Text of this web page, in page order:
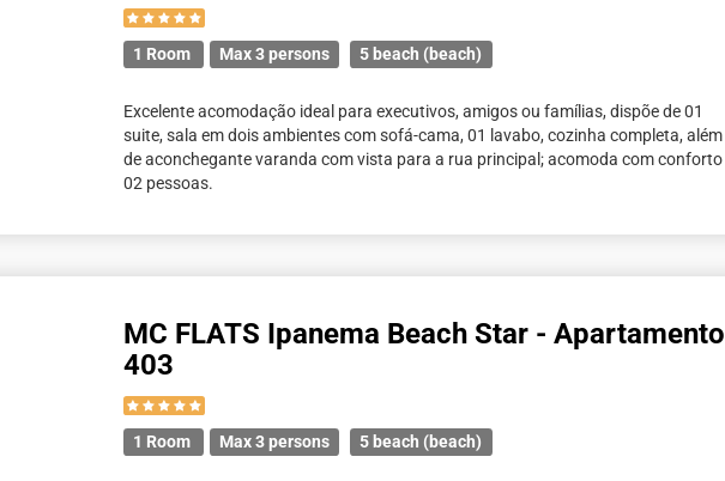
1 Room Max 3 persons 5 beach (beach)
Excelente acomodação ideal para executivos, amigos ou famílias, dispõe de 01
suite, sala em dois ambientes com sofá-cama, 01 lavabo, cozinha completa, além
de aconchegante varanda com vista para a rua principal; acomoda com conforto
02 pessoas.
MC FLATS Ipanema Beach Star - Apartamento
403
1 Room Max 3 persons 5 beach (beach)